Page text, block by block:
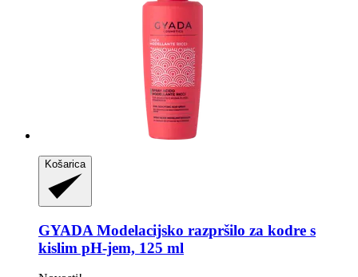
Košarica
GYADA Modelacijsko razpršilo za kodre s
kislim pH-​jem, 125 ml